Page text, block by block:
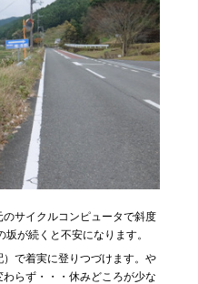
サイクルコンピュータで斜度
坂が続くと不安になります。
で着実に登りつづけます。や
らず・・・休みどころが少な